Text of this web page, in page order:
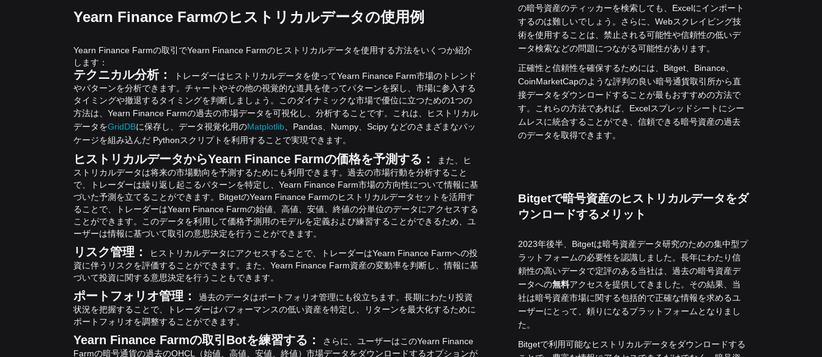
Yearn Finance Farmのヒストリカルデータの使用例
Yearn Finance Farmの取引でYearn Finance Farmのヒストリカルデータを使用する方法をいくつか紹介
します：
テクニカル分析：
トレーダーはヒストリカルデータを使ってYearn Finance Farm市場のトレンド
やパターンを分析できます。チャートやその他の視覚的な道具を使ってパターンを探し、市場に参入する
タイミングや撤退するタイミングを判断しましょう。このダイナミックな市場で優位に立つための1つの
方法は、Yearn Finance Farmの過去の市場データを可視化し、分析することです。
これは、ヒストリカル
データをGridDBに保存し、データ視覚化用のMatplotlib 、Pandas、Numpy、Scipy などのさまざまなパッ
ケージを組み込んだ Pythonスクリプトを利用することで実現できます。
ヒストリカルデータからYearn Finance Farmの価格を予測する：
また、ヒ
ストリカルデータは将来の市場動向を予測するためにも利用できます。過去の市場行動を分析すること
で、トレーダーは繰り返し起こるパターンを特定し、Yearn Finance Farm市場の方向性について情報に基
づいた予測を立てることができます。 BitgetのYearn Finance Farmのヒストリカルデータセットを活用す
ることで、トレーダーはYearn Finance Farmの始値、高値、安値、終値の分単位のデータにアクセスする
ことができます。このデータを利用して価格予測用のモデルを定義および練習することができるため、ユ
ーザーは情報に基づいて取引の意思決定を行うことができます。
リスク管理：
ヒストリカルデータにアクセスすることで、トレーダーはYearn Finance Farmへの投
資に伴うリスクを評価することができます。また、Yearn Finance Farm資産の変動率を判断し、情報に基
づいて投資に関する意思決定を行うこともできます。
ポートフォリオ管理：
過去のデータはポートフォリオ管理にも役立ちます。長期にわたり投資
状況を把握することで、トレーダーはパフォーマンスの低い資産を特定し、リターンを最大化するために
ポートフォリオを調整することができます。
Yearn Finance Farmの取引Botを練習する：
さらに、ユーザーはこのYearn Finance
Farmの暗号通貨の過去のOHCL（始値、高値、安値、終値）市場データをダウンロードするオプションが
の暗号資産のティッカーを検索しても、Excelにインポート
するのは難しいでしょう。さらに、Webスクレイピング技
術を使用することは、禁止される可能性や信頼性の低いデ
ータ検索などの問題につながる可能性があります。
正確性と信頼性を確保するためには、Bitget、Binance、
CoinMarketCapのような評判の良い暗号通貨取引所から直
接データをダウンロードすることが最もおすすめの方法で
す。これらの方法であれば、Excelスプレッドシートにシー
ムレスに統合することができ、信頼できる暗号資産の過去
のデータを取得できます。
Bitgetで暗号資産のヒストリカルデータをダ
ウンロードするメリット
2023年後半、Bitgetは暗号資産データ研究のための集中型プ
ラットフォームの必要性を認識しました。長年にわたり信
頼性の高いデータで定評のある当社は、過去の暗号資産デ
ータへの無料アクセスを提供してきました。 その結果、当
社は暗号資産市場に関する包括的で正確な情報を求めるユ
ーザーにとって、頼りになるプラットフォームとなりまし
た。
Bitgetで利用可能なヒストリカルデータをダウンロードする